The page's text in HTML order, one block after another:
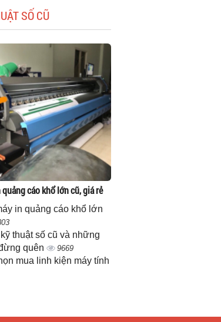
SỐ CŨ
cáo khổ lớn cũ, giá rẻ
in quảng cáo khổ lớn
thuật số cũ và những
quên
9669
mua linh kiện máy tính